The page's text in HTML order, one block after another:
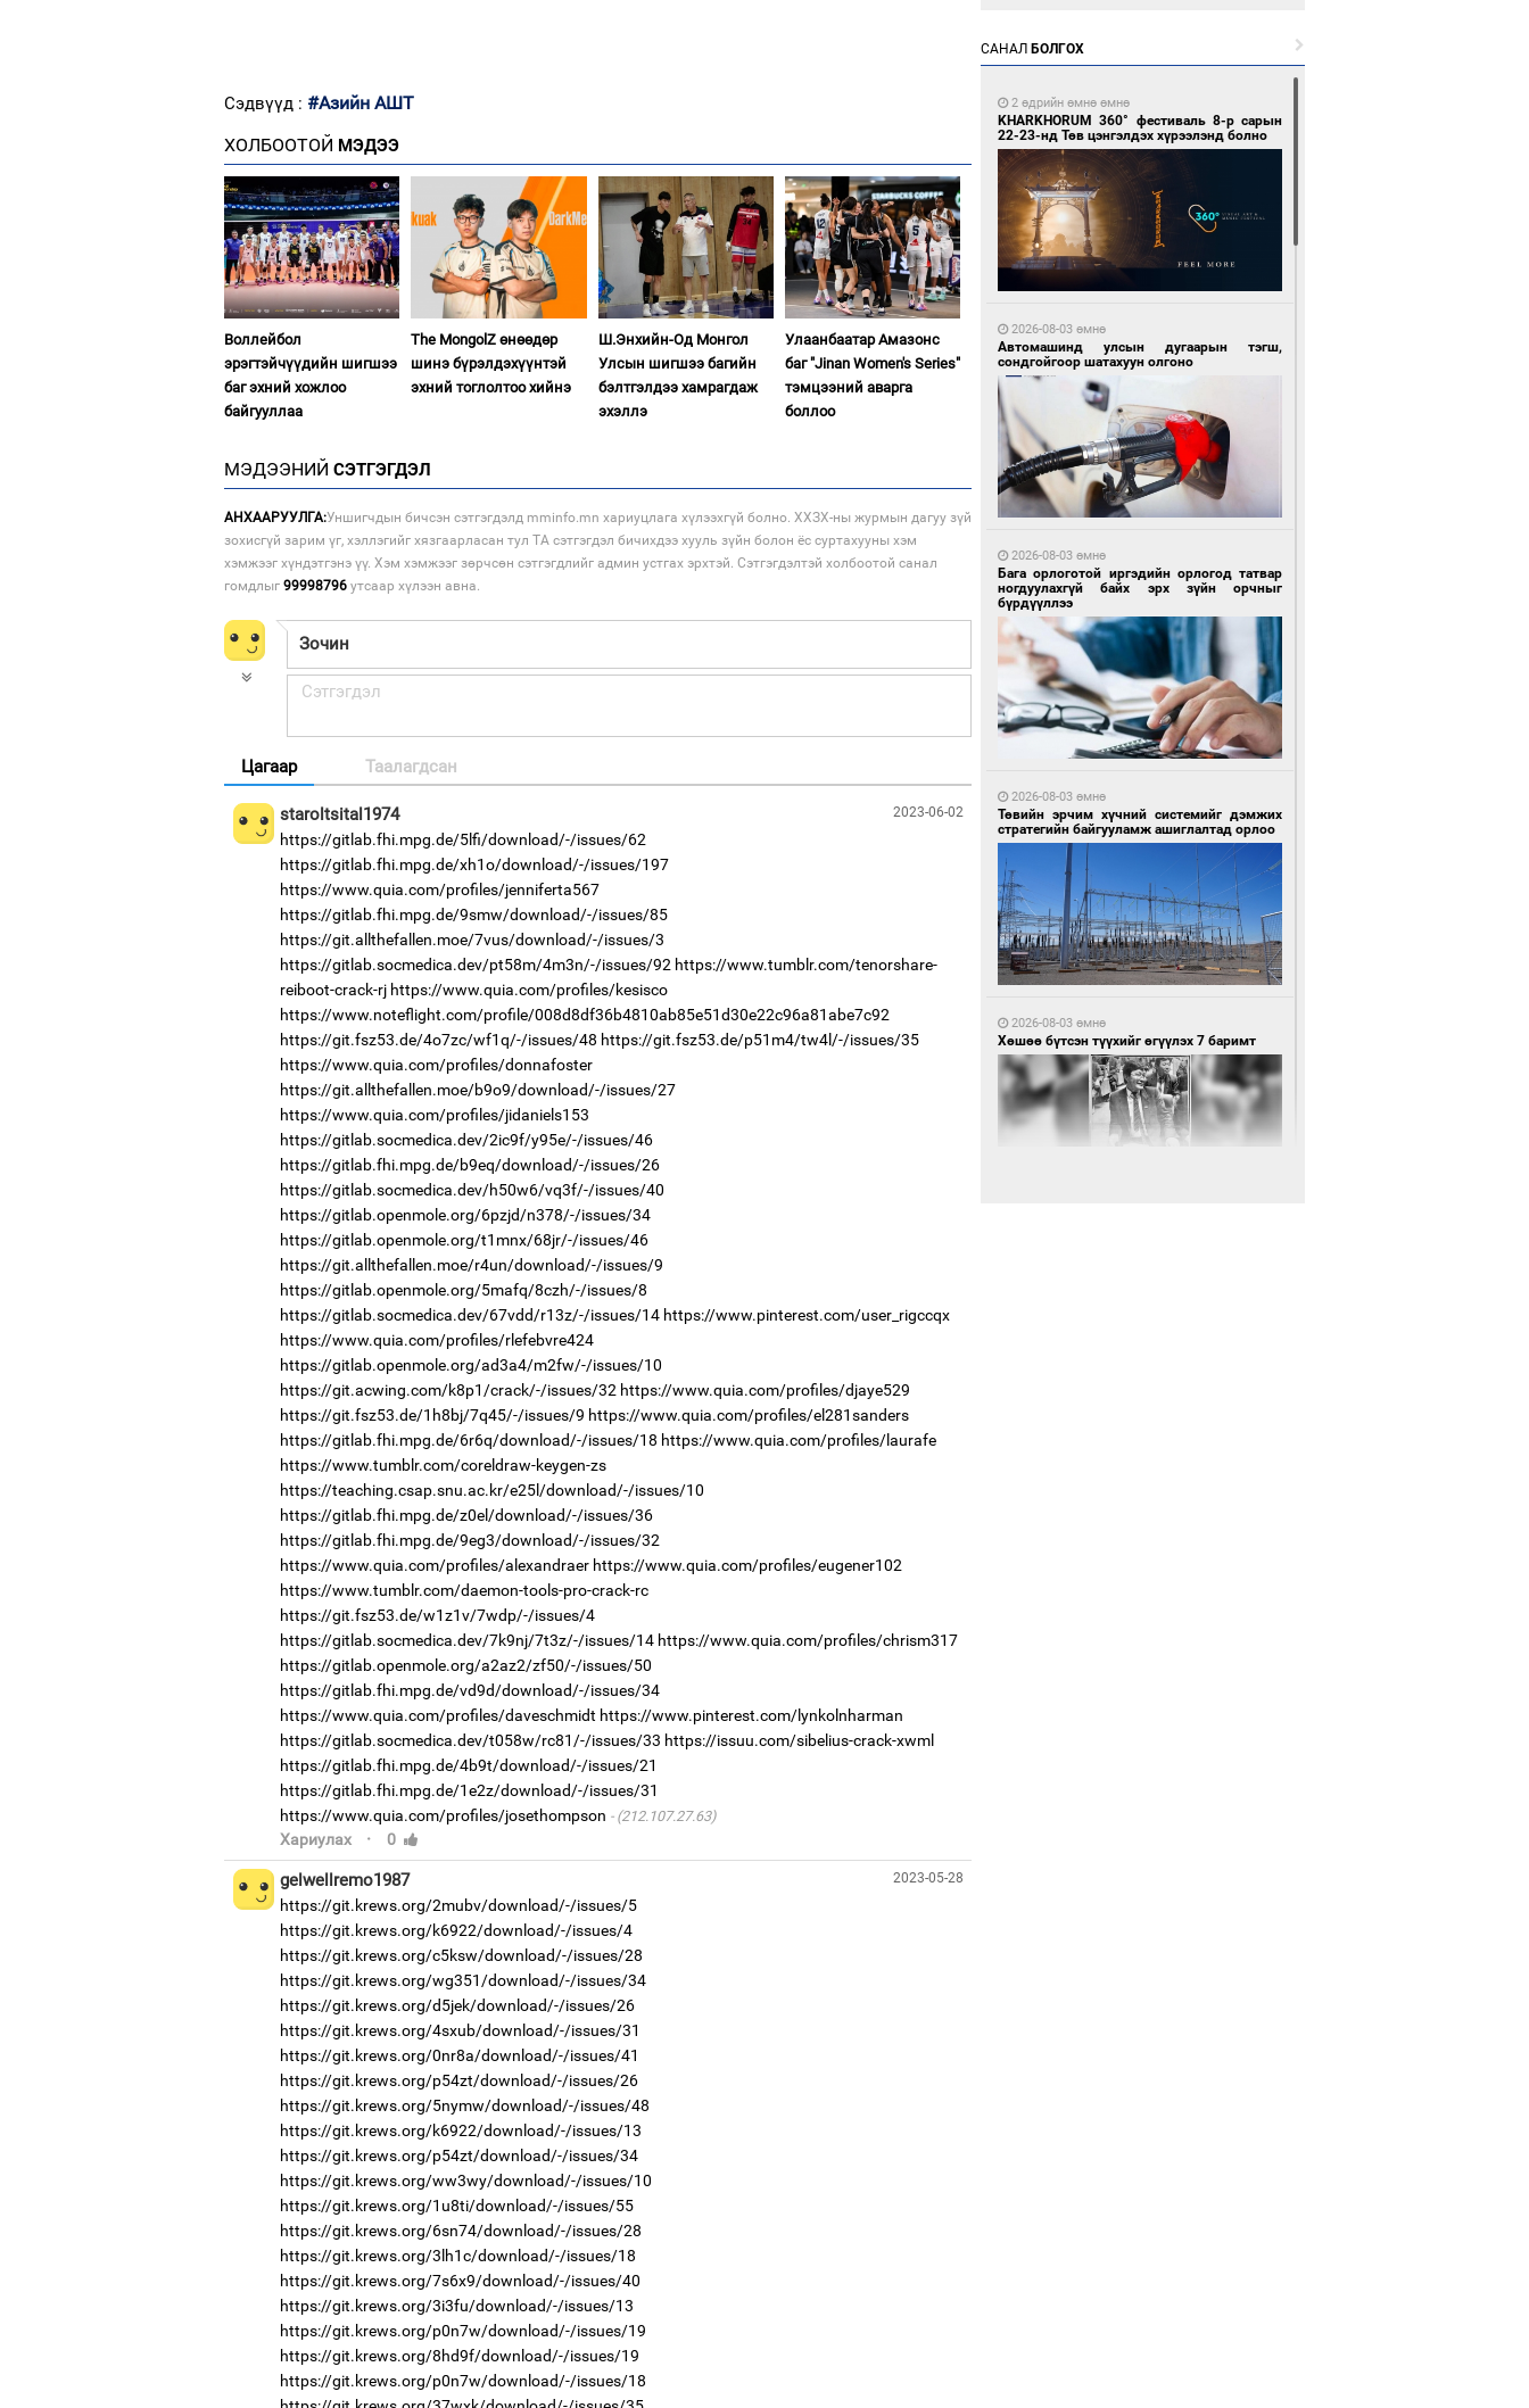
Сэдвүүд : #Азийн АШТ
ХОЛБООТОЙ МЭДЭЭ
Воллейбол
эрэгтэйчүүдийн шигшээ
баг эхний хожлоо
байгууллаа
The MongolZ өнөөдөр
шинэ бүрэлдэхүүнтэй
эхний тоглолтоо хийнэ
Ш.Энхийн-Од Монгол
Улсын шигшээ багийн
бэлтгэлдээ хамрагдаж
эхэллэ
Улаанбаатар Амазонс
баг "Jinan Women's Series"
тэмцээний аварга
боллоо
МЭДЭЭНИЙ СЭТГЭГДЭЛ
АНХААРУУЛГА:Уншигчдын бичсэн сэтгэгдэлд mminfo.mn хариуцлага хүлээхгүй болно. ХХЗХ-ны журмын дагуу зүй
зохисгүй зарим үг, хэллэгийг хязгаарласан тул ТА сэтгэгдэл бичихдээ хууль зүйн болон ёс суртахууны хэм
хэмжээг хүндэтгэнэ үү. Хэм хэмжээг зөрчсөн сэтгэгдлийг админ устгах эрхтэй. Сэтгэгдэлтэй холбоотой санал
гомдлыг 99998796 утсаар хүлээн авна.
Цагаар Таалагдсан
2023-06-02
staroltsital1974
https://gitlab.fhi.mpg.de/5lfi/download/-/issues/62
https://gitlab.fhi.mpg.de/xh1o/download/-/issues/197
https://www.quia.com/profiles/jenniferta567
https://gitlab.fhi.mpg.de/9smw/download/-/issues/85
https://git.allthefallen.moe/7vus/download/-/issues/3
https://gitlab.socmedica.dev/pt58m/4m3n/-/issues/92 https://www.tumblr.com/tenorshare-
reiboot-crack-rj https://www.quia.com/profiles/kesisco
https://www.noteflight.com/profile/008d8df36b4810ab85e51d30e22c96a81abe7c92
https://git.fsz53.de/4o7zc/wf1q/-/issues/48 https://git.fsz53.de/p51m4/tw4l/-/issues/35
https://www.quia.com/profiles/donnafoster
https://git.allthefallen.moe/b9o9/download/-/issues/27
https://www.quia.com/profiles/jidaniels153
https://gitlab.socmedica.dev/2ic9f/y95e/-/issues/46
https://gitlab.fhi.mpg.de/b9eq/download/-/issues/26
https://gitlab.socmedica.dev/h50w6/vq3f/-/issues/40
https://gitlab.openmole.org/6pzjd/n378/-/issues/34
https://gitlab.openmole.org/t1mnx/68jr/-/issues/46
https://git.allthefallen.moe/r4un/download/-/issues/9
https://gitlab.openmole.org/5mafq/8czh/-/issues/8
https://gitlab.socmedica.dev/67vdd/r13z/-/issues/14 https://www.pinterest.com/user_rigccqx
https://www.quia.com/profiles/rlefebvre424
https://gitlab.openmole.org/ad3a4/m2fw/-/issues/10
https://git.acwing.com/k8p1/crack/-/issues/32 https://www.quia.com/profiles/djaye529
https://git.fsz53.de/1h8bj/7q45/-/issues/9 https://www.quia.com/profiles/el281sanders
https://gitlab.fhi.mpg.de/6r6q/download/-/issues/18 https://www.quia.com/profiles/laurafe
https://www.tumblr.com/coreldraw-keygen-zs
https://teaching.csap.snu.ac.kr/e25l/download/-/issues/10
https://gitlab.fhi.mpg.de/z0el/download/-/issues/36
https://gitlab.fhi.mpg.de/9eg3/download/-/issues/32
https://www.quia.com/profiles/alexandraer https://www.quia.com/profiles/eugener102
https://www.tumblr.com/daemon-tools-pro-crack-rc
https://git.fsz53.de/w1z1v/7wdp/-/issues/4
https://gitlab.socmedica.dev/7k9nj/7t3z/-/issues/14 https://www.quia.com/profiles/chrism317
https://gitlab.openmole.org/a2az2/zf50/-/issues/50
https://gitlab.fhi.mpg.de/vd9d/download/-/issues/34
https://www.quia.com/profiles/daveschmidt https://www.pinterest.com/lynkolnharman
https://gitlab.socmedica.dev/t058w/rc81/-/issues/33 https://issuu.com/sibelius-crack-xwml
https://gitlab.fhi.mpg.de/4b9t/download/-/issues/21
https://gitlab.fhi.mpg.de/1e2z/download/-/issues/31
https://www.quia.com/profiles/josethompson
(212.107.27.63)
Хариулах · 0
2023-05-28
gelwellremo1987
https://git.krews.org/2mubv/download/-/issues/5
https://git.krews.org/k6922/download/-/issues/4
https://git.krews.org/c5ksw/download/-/issues/28
https://git.krews.org/wg351/download/-/issues/34
https://git.krews.org/d5jek/download/-/issues/26
https://git.krews.org/4sxub/download/-/issues/31
https://git.krews.org/0nr8a/download/-/issues/41
https://git.krews.org/p54zt/download/-/issues/26
https://git.krews.org/5nymw/download/-/issues/48
https://git.krews.org/k6922/download/-/issues/13
https://git.krews.org/p54zt/download/-/issues/34
https://git.krews.org/ww3wy/download/-/issues/10
https://git.krews.org/1u8ti/download/-/issues/55
https://git.krews.org/6sn74/download/-/issues/28
https://git.krews.org/3lh1c/download/-/issues/18
https://git.krews.org/7s6x9/download/-/issues/40
https://git.krews.org/3i3fu/download/-/issues/13
https://git.krews.org/p0n7w/download/-/issues/19
https://git.krews.org/8hd9f/download/-/issues/19
https://git.krews.org/p0n7w/download/-/issues/18
дугаартай автомашинтай иргэдэд шатахуун
олгоно
17 цагийн өмнө өмнө
С.Бямбацогт Зүүн Азийн эрэгтэйчүүдийн
тамирчдад амжилт хүслээ
17 цагийн өмнө өмнө
Согтуугаар тээврийн хэрэгсэл жолоодсон
95 зөрчил бүртгэгдлээ
17 цагийн өмнө өмнө
Автобензин, дизель түлшний онцгой албан
татварыг тэглэлээ
17 цагийн өмнө өмнө
Санхүүгийн хэмнэлтийн горимд эрүүл
мэндийн салбар хамаарахгүй
САНАЛ БОЛГОХ
2 өдрийн өмнө өмнө
KHARKHORUM 360° фестиваль 8-р сарын
22-23-нд Төв цэнгэлдэх хүрээлэнд болно
2026-08-03 өмнө
Автомашинд улсын дугаарын тэгш,
сондгойгоор шатахуун олгоно
2026-08-03 өмнө
Бага орлоготой иргэдийн орлогод татвар
ногдуулахгүй байх эрх зүйн орчныг
бүрдүүллээ
2026-08-03 өмнө
Төвийн эрчим хүчний системийг дэмжих
стратегийн байгууламж ашиглалтад орлоо
2026-08-03 өмнө
Хөшөө бүтсэн түүхийг өгүүлэх 7 баримт